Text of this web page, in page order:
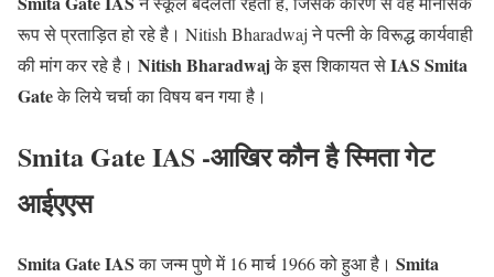
रूप से प्रताड़ित हो रहे है। Nitish Bharadwaj ने पत्नी के विरूद्ध कार्यवाही
की मांग कर रहे है। Nitish Bharadwajके इस शिकायत सेIAS Smita
Gateके लिये चर्चा का विषय बन गया है।
Smita Gate IAS -आखिर कौन है स्मितागेट
आईएएस
Smita GateIASका जन्म पुणे में 16 मार्च 1966 को हुआ है। Smita